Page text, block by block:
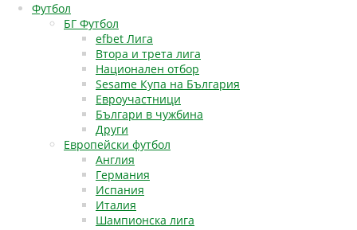
Футбол
БГ Футбол
efbet Лига
Втора и трета лига
Национален отбор
Sesame Купа на България
Евроучастници
Българи в чужбина
Други
Европейски футбол
Англия
Германия
Испания
Италия
Шампионска лига